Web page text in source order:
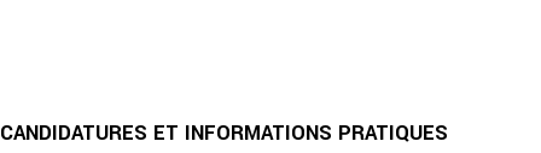
CANDIDATURES ET INFORMATIONS PRATIQUES